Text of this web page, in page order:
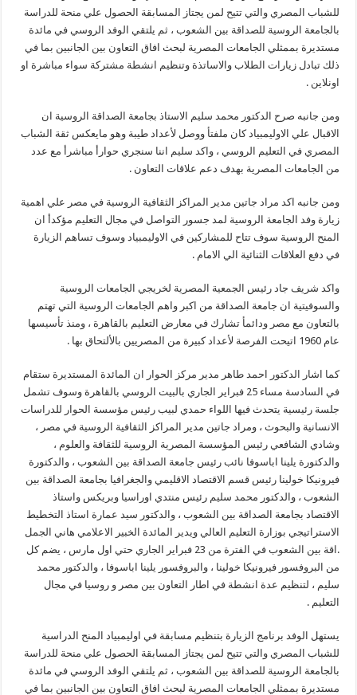
للشباب المصري والتي تتيح لمن يجتاز المسابقة الحصول علي منحة للدراسة
بالجامعة الروسية للصداقة بين الشعوب ، ثم يلتقي الوفد الروسي في مائدة
مستديرة بممثلي الجامعات المصرية لبحث افاق التعاون بين الجانبين بما في
ذلك تبادل زيارات الطلاب والاساتذة وتنظيم انشطة مشتركة سواء مباشرة او
اونلاين .
ومن جانبه صرح الدكتور محمد سليم الاستاذ بجامعة الصداقة الروسية ان
الاقبال علي الاوليمبياد كان ملفتأ ووصل لأعداد طيبة وهو مايعكس ثقة الشباب
المصري في التعليم الروسي ، واكد سليم اننا سنجري حوارأ مباشرأ مع عدد
من الجامعات المصرية بهدف دعم علاقات التعاون .
ومن جانبه اكد مراد جاتين مدير المراكز الثقافية الروسية في مصر علي اهمية
زيارة وفد الجامعة الروسية لمد جسور التواصل في مجال التعليم مؤكدأ ان
المنح الروسية سوف تتاح للمشاركين في الاوليمبياد وسوف تساهم الزيارة
في دفع العلاقات الثنائية الي الامام .
واكد شريف جاد رئيس الجمعية المصرية لخريجي الجامعات الروسية
والسوفيتية ان جامعة الصداقة من اكبر واهم الجامعات الروسية التي تهتم
بالتعاون مع مصر ودائمأ تشارك في معارض التعليم بالقاهرة ، ومنذ تأسيسها
عام 1960 اتيحت الفرصة لأعداد كبيرة من المصريين بالألتحاق بها .
كما اشار الدكتور احمد طاهر مدير مركز الحوار ان المائدة المستديرة ستقام
في السادسة مساء 25 فبراير الجاري بالبيت الروسي بالقاهرة وسوف تشمل
جلسة رئيسية يتحدث فيها اللواء حمدي لبيب رئيس مؤسسة الحوار للدراسات
الانسانية والبحوث ، ومراد جاتين مدير المراكز الثقافية الروسية في مصر ،
وشادي الشافعي رئيس المؤسسة المصرية الروسية للثقافة والعلوم ،
والدكتورة يلينا اباسوفا نائب رئيس جامعة الصداقة بين الشعوب ، والدكتورة
فيرونيكا خولينا رئيس قسم الاقتصاد الاقليمي والجغرافيا بجامعة الصداقة بين
الشعوب ، والدكتور محمد سليم رئيس منتدي اوراسيا وبريكس واستاذ
الاقتصاد بجامعة الصداقة بين الشعوب ، والدكتور سيد عمارة استاذ التخطيط
الاستراتيجي بوزارة التعليم العالي ويدير المائدة الخبير الاعلامي هاني الجمل
.اقة بين الشعوب في الفترة من 23 فبراير الجاري حتي اول مارس ، يضم كل
من البروفسور فيرونيكا خولينا ، والبروفسور يلينا اباسوفا ، والدكتور محمد
سليم ، لتنظيم عدة انشطة في اطار التعاون بين مصر و روسيا في مجال
التعليم .
يستهل الوفد برنامج الزيارة بتنظيم مسابقة في اوليمبياد المنح الدراسية
للشباب المصري والتي تتيح لمن يجتاز المسابقة الحصول علي منحة للدراسة
بالجامعة الروسية للصداقة بين الشعوب ، ثم يلتقي الوفد الروسي في مائدة
مستديرة بممثلي الجامعات المصرية لبحث افاق التعاون بين الجانبين بما في